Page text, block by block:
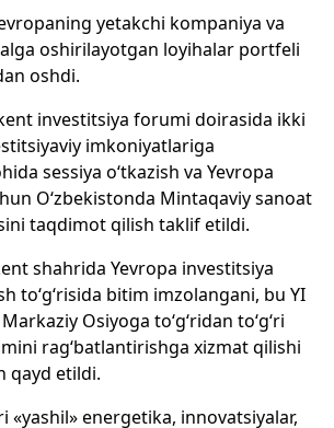
yetakchi kompaniya va
oshirilayotgan loyihalar portfeli
oshdi.
investitsiya forumi doirasida ikki
imkoniyatlariga
sessiya o‘tkazish va Yevropa
O‘zbekistonda Mintaqaviy sanoat
taqdimot qilish taklif etildi.
shahrida Yevropa investitsiya
to‘g‘risida bitim imzolangani, bu YI
Osiyoga to‘g‘ridan to‘g‘ri
rag‘batlantirishga xizmat qilishi
qayd etildi.
«yashil» energetika, innovatsiyalar,